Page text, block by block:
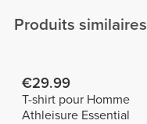
Produits similaires
€29.99
T-shirt pour Homme
Athleisure Essential